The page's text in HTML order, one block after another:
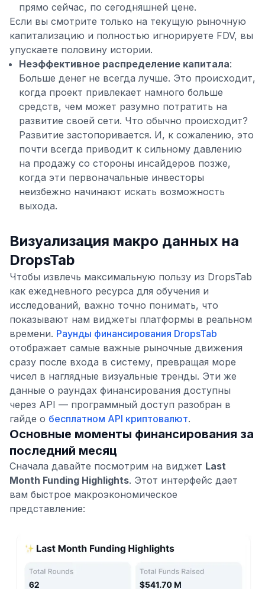
прямо сейчас, по сегодняшней цене.
Если вы смотрите только на текущую рыночную
капитализацию и полностью игнорируете FDV, вы
упускаете половину истории.
Неэффективное распределение капитала:
Больше денег не всегда лучше. Это происходит,
когда проект привлекает намного больше
средств, чем может разумно потратить на
развитие своей сети. Что обычно происходит?
Развитие застопоривается. И, к сожалению, это
почти всегда приводит к сильному давлению
на продажу со стороны инсайдеров позже,
когда эти первоначальные инвесторы
неизбежно начинают искать возможность
выхода.
Визуализация макро данных на
DropsTab
Чтобы извлечь максимальную пользу из DropsTab
как ежедневного ресурса для обучения и
исследований, важно точно понимать, что
показывают нам виджеты платформы в реальном
времени. Раунды финансирования DropsTab
отображает самые важные рыночные движения
сразу после входа в систему, превращая море
чисел в наглядные визуальные тренды. Эти же
данные о раундах финансирования доступны
через API — программный доступ разобран в
гайде о бесплатном API криптовалют.
Основные моменты финансирования за
последний месяц
Сначала давайте посмотрим на виджет Last
Month Funding Highlights. Этот интерфейс дает
вам быстрое макроэкономическое
представление: